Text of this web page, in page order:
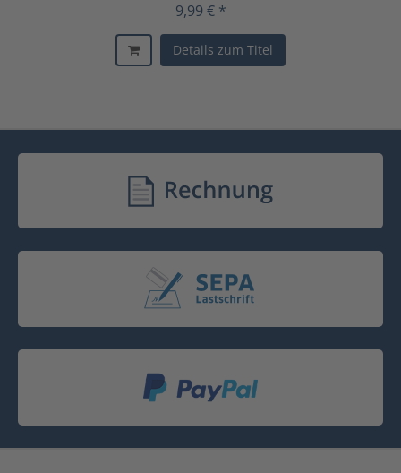
9,99 € *
Details zum Titel